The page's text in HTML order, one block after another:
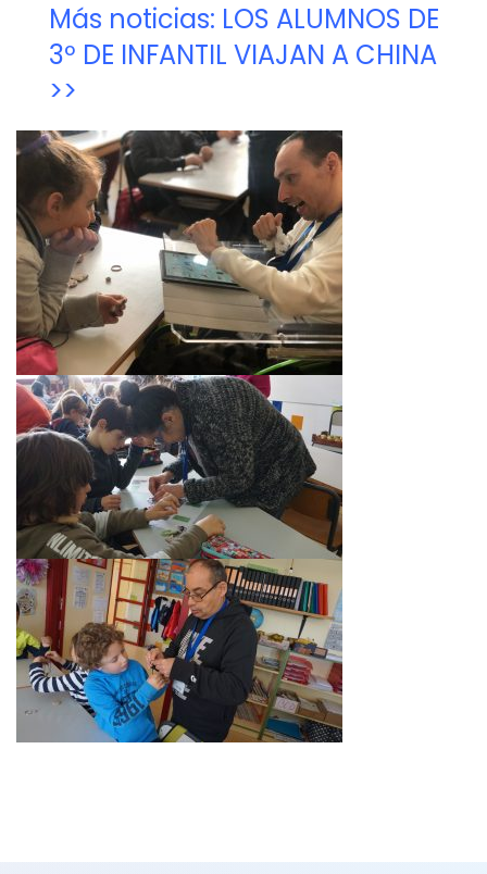
Más noticias: LOS ALUMNOS DE
3º DE INFANTIL VIAJAN A CHINA
>>